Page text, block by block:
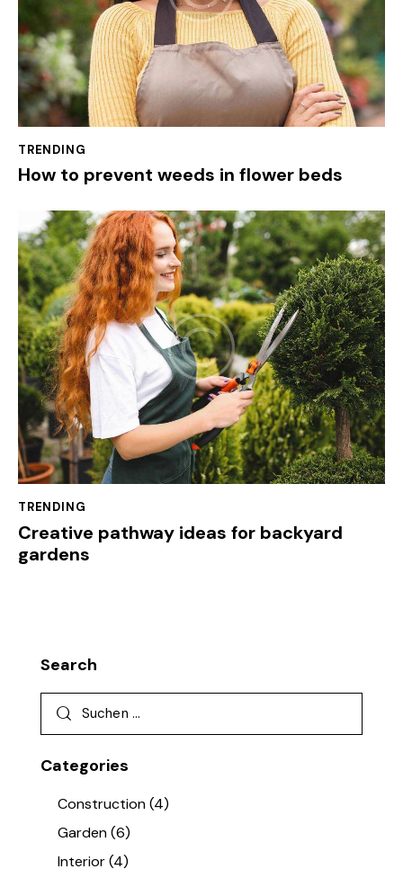
TRENDING
How to prevent weeds in flower beds
TRENDING
Creative pathway ideas for backyard
gardens
Search
Categories
Construction(4)
Garden(6)
Interior(4)